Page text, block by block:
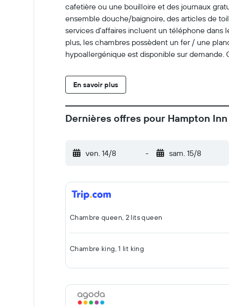
cafetière ou une bouilloire et des journaux
ensemble douche/baignoire, des articles de
services d'affaires incluent un téléphone dans
plus, les chambres possèdent un fer / une
hypoallergénique est disponible sur
En savoir plus
Dernières offres pour Hampton
ven. 14/8 - sam. 15/8
Chambre queen, 2 lits queen
Chambre king, 1 lit king